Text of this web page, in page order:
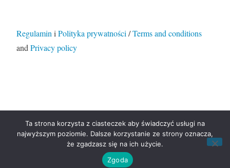
Regulamin i Polityka prywatności /Terms and conditions
and Privacy policy
Dumnie wspierane przez WordPressa |Motyw:
Independent Publisher 2. Autor motywu:
Raam Dev
Ta strona korzysta z ciasteczek aby świadczyć usługi na
najwyższym poziomie. Dalsze korzystanie ze strony oznacza,
że zgadzasz się na ich użycie.
Zgoda